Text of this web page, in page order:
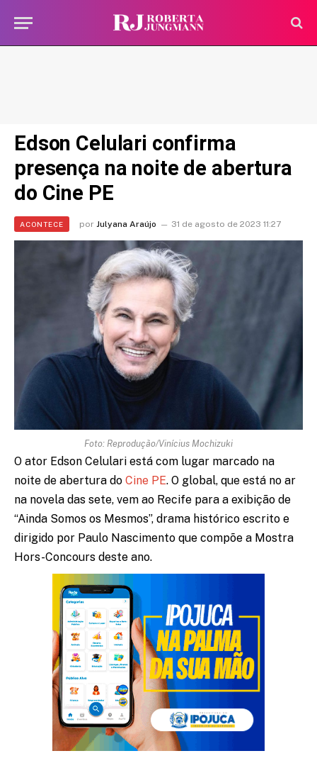
Edson Celulari confirma
presença na noite de abertura
do Cine PE
ACONTECE por Julyana Araújo 31 de agosto de 2023 11:27
Foto: Reprodução/Vinícius Mochizuki
O ator Edson Celulari está com lugar marcado na
noite de abertura do Cine PE. O global, que está no ar
na novela das sete, vem ao Recife para a exibição de
“Ainda Somos os Mesmos”, drama histórico escrito e
dirigido por Paulo Nascimento que compõe a Mostra
Hors-Concours deste ano.